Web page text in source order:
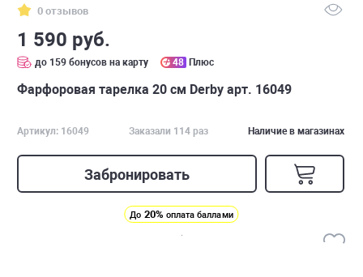
0 отзывов
1 590 руб.
до 159 бонусов на карту 48 Плюс
Фарфоровая тарелка 20 см Derby арт. 16049
Артикул: 16049 Заказали 114 раз Наличие в магазинах
Забронировать
До 20% оплата баллами